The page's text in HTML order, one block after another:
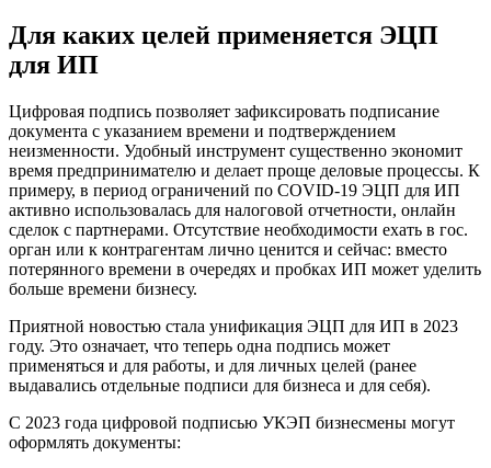
Для каких целей применяется ЭЦП
для ИП
Цифровая подпись позволяет зафиксировать подписание
документа с указанием времени и подтверждением
неизменности. Удобный инструмент существенно экономит
время предпринимателю и делает проще деловые процессы. К
примеру, в период ограничений по COVID-19 ЭЦП для ИП
активно использовалась для налоговой отчетности, онлайн
сделок с партнерами. Отсутствие необходимости ехать в гос.
орган или к контрагентам лично ценится и сейчас: вместо
потерянного времени в очередях и пробках ИП может уделить
больше времени бизнесу.
Приятной новостью стала унификация ЭЦП для ИП в 2023
году. Это означает, что теперь одна подпись может
применяться и для работы, и для личных целей (ранее
выдавались отдельные подписи для бизнеса и для себя).
С 2023 года цифровой подписью УКЭП бизнесмены могут
оформлять документы: